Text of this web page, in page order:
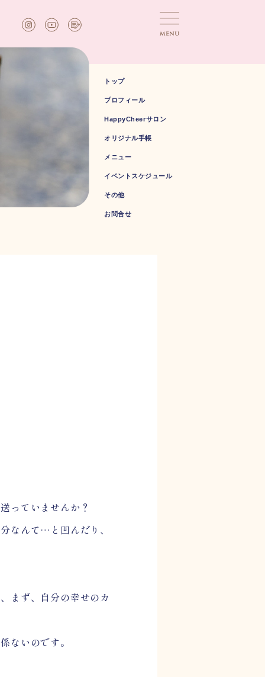
トップ
プロフィール
HappyCheerサロン
オリジナル手帳
メニュー
イベントスケジュール
その他
お問合せ
っていませんか？
なんて…と凹んだり、
まず、自分の幸せのカ
ないのです。